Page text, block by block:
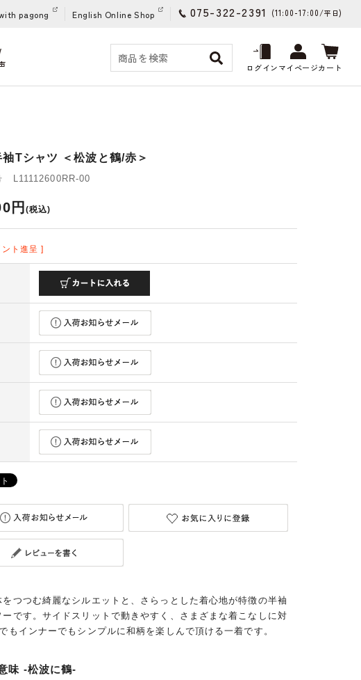
pagong English Online Shop 075-322-2391 (11:00-17:00/平日)
ログインマイページカート
Tシャツ ＜松波と鶴/赤＞
L11112600RR-00
円 (税込)
ト進呈 ]
をつつむ綺麗なシルエットと、さらっとした着心地が特徴の半袖
ーです。サイドスリットで動きやすく、さまざまな着こなしに対
もインナーでもシンプルに和柄を楽しんで頂ける一着です。
味 -松波に鶴-